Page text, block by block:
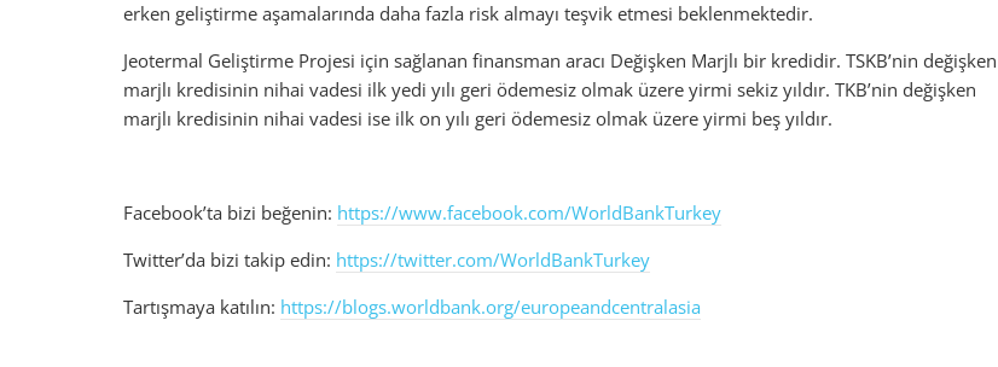
erken geliştirme aşamalarında daha fazla risk almayı teşvik etmesi beklenmektedir.
Jeotermal Geliştirme Projesi için sağlanan finansman aracı Değişken Marjlı bir kredidir. TSKB’nin değişken
marjlı kredisinin nihai vadesi ilk yedi yılı geri ödemesiz olmak üzere yirmi sekiz yıldır. TKB’nin değişken
marjlı kredisinin nihai vadesi ise ilk on yılı geri ödemesiz olmak üzere yirmi beş yıldır.
Facebook’ta bizi beğenin: https://www.facebook.com/WorldBankTurkey
Twitter’da bizi takip edin: https://twitter.com/WorldBankTurkey
Tartışmaya katılın: https://blogs.worldbank.org/europeandcentralasia